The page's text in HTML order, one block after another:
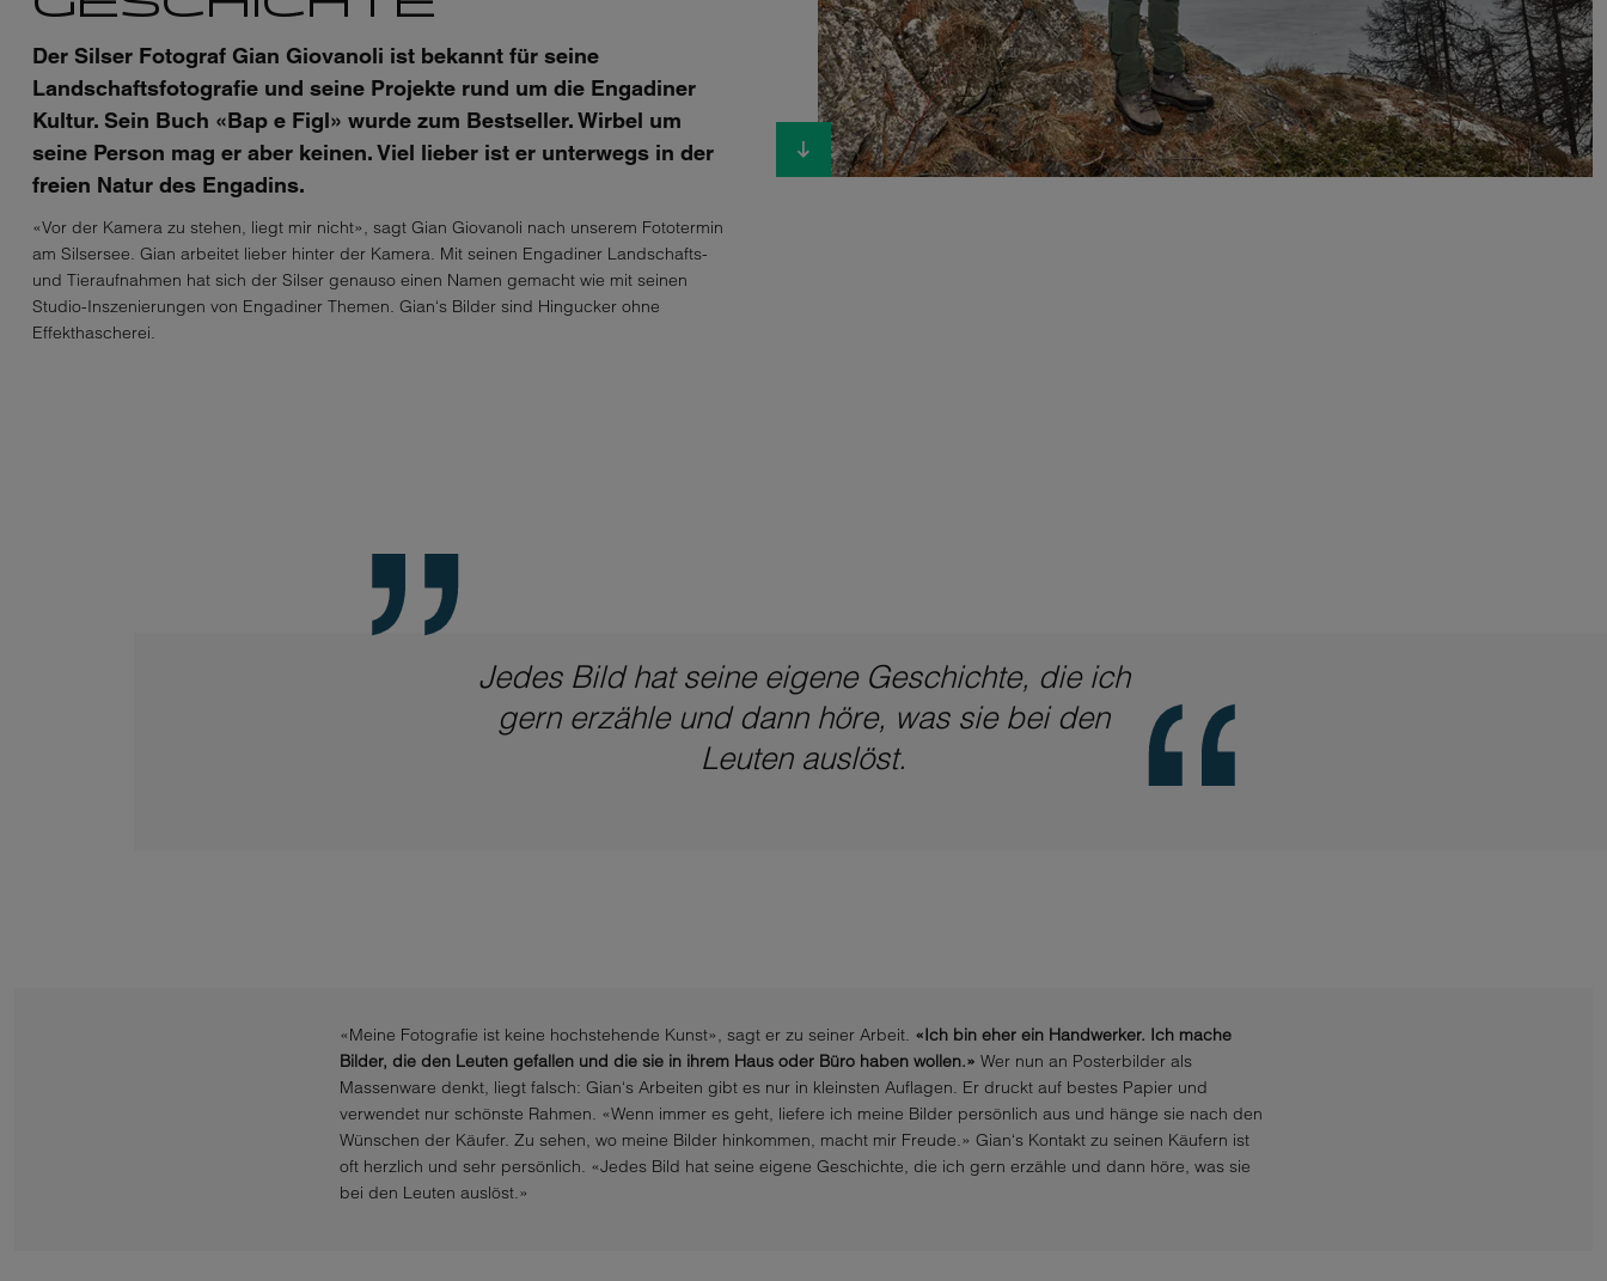
Der Silser Fotograf Gian Giovanoli ist bekannt für seine
Landschaftsfotografie und seine Projekte rund um die Engadiner
Kultur. Sein Buch «Bap e Figl» wurde zum Bestseller. Wirbel um
seine Person mag er aber keinen. Viel lieber ist er unterwegs in der
freien Natur des Engadins.
«Vor der Kamera zu stehen, liegt mir nicht», sagt Gian Giovanoli nach unserem Fototermin
am Silsersee. Gian arbeitet lieber hinter der Kamera. Mit seinen Engadiner Landschafts-
und Tieraufnahmen hat sich der Silser genauso einen Namen gemacht wie mit seinen
Studio-Inszenierungen von Engadiner Themen. Gian‘s Bilder sind Hingucker ohne
Effekthascherei.
Jedes Bild hat seine eigene Geschichte, die ich
gern erzähle und dann höre, was sie bei den
Leuten auslöst.
«Meine Fotografie ist keine hochstehende Kunst», sagt er zu seiner Arbeit. «Ich bin eher ein Handwerker. Ich mache
Bilder, die den Leuten gefallen und die sie in ihrem Haus oder Büro haben wollen.» Wer nun an Posterbilder als
Massenware denkt, liegt falsch: Gian‘s Arbeiten gibt es nur in kleinsten Auflagen. Er druckt auf bestes Papier und
verwendet nur schönste Rahmen. «Wenn immer es geht, liefere ich meine Bilder persönlich aus und hänge sie nach den
Wünschen der Käufer. Zu sehen, wo meine Bilder hinkommen, macht mir Freude.» Gian‘s Kontakt zu seinen Käufern ist
oft herzlich und sehr persönlich. «Jedes Bild hat seine eigene Geschichte, die ich gern erzähle und dann höre, was sie
bei den Leuten auslöst.»